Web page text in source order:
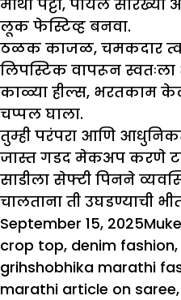
माथा पट्टी, पायल
लूक फेस्टिव्ह बनवा.
ठळक काजळ, चमकदार
लिपस्टिक वापरून
काळ्या हील्स, भरतकाम
चप्पल घाला.
तुम्ही परंपरा आणि
जास्त गडद मेकअप करणे
साडीला सेफ्टी पिनने
चालताना ती उघडण्याची
Posted
on
September 15, 2025
crop top, denim fashion,
grihshobhika marathi
marathi article on saree,